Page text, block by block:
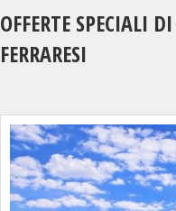
OFFERTE SPECIALI
FERRARESI